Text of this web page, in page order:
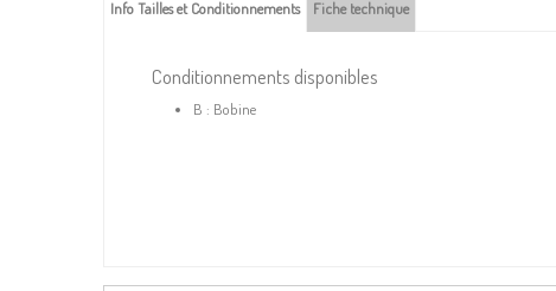
Info Tailles et Conditionnements Fiche technique
Conditionnements disponibles
B : Bobine